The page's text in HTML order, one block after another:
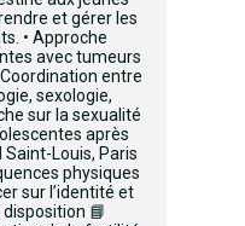
et gérer les
• Approche
avec tumeurs
entre
sexologie,
sur la sexualité
après
Louis, Paris
physiques
sur l’identité et
📘